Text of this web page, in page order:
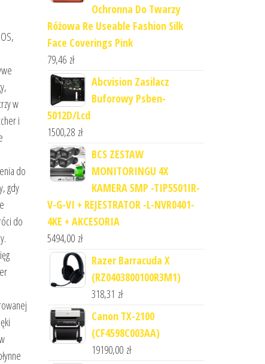
w
i
do
gdy
do
Ochronna Do Twarzy
Różowa Re Useable Fashion Silk
Face Coverings Pink
79,46 zł
Abcvision Zasilacz
Buforowy Psben-
5012D/Lcd
1500,28 zł
BCS ZESTAW
MONITORINGU 4X
KAMERA 5MP -TIP5501IR-
V-G-VI + REJESTRATOR -L-NVR0401-
4KE + AKCESORIA
5494,00 zł
Razer Barracuda X
(RZ0403800100R3M1)
318,31 zł
Canon TX-2100
(CF4598C003AA)
19190,00 zł